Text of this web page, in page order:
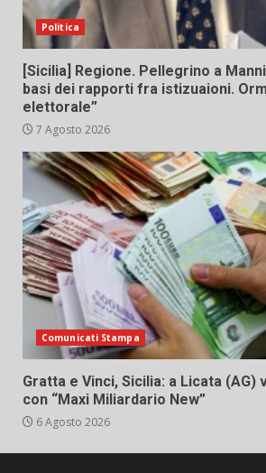
Politica
[Sicilia] Regione. Pellegrino a
basi dei rapporti fra istizuaioni.
elettorale”
7 Agosto 2026
Comunicati Stampa
Gratta e Vinci, Sicilia: a Licata (AG)
con “Maxi Miliardario New”
6 Agosto 2026